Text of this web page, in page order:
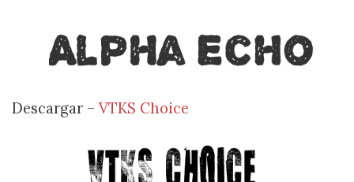
Descargar – VTKS Choice